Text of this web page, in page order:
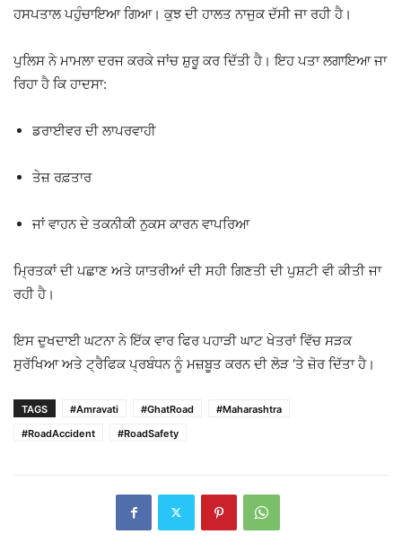
ਹਸਪਤਾਲ ਪਹੁੰਚਾਇਆ ਗਿਆ। ਕੁਝ ਦੀ ਹਾਲਤ ਨਾਜੁਕ ਦੱਸੀ ਜਾ ਰਹੀ ਹੈ।
ਪੁਲਿਸ ਨੇ ਮਾਮਲਾ ਦਰਜ ਕਰਕੇ ਜਾਂਚ ਸ਼ੁਰੂ ਕਰ ਦਿੱਤੀ ਹੈ। ਇਹ ਪਤਾ ਲਗਾਇਆ ਜਾ
ਰਿਹਾ ਹੈ ਕਿ ਹਾਦਸਾ:
ਡਰਾਈਵਰ ਦੀ ਲਾਪਰਵਾਹੀ
ਤੇਜ਼ ਰਫ਼ਤਾਰ
ਜਾਂ ਵਾਹਨ ਦੇ ਤਕਨੀਕੀ ਨੁਕਸ ਕਾਰਨ ਵਾਪਰਿਆ
ਮ੍ਰਿਤਕਾਂ ਦੀ ਪਛਾਣ ਅਤੇ ਯਾਤਰੀਆਂ ਦੀ ਸਹੀ ਗਿਣਤੀ ਦੀ ਪੁਸ਼ਟੀ ਵੀ ਕੀਤੀ ਜਾ
ਰਹੀ ਹੈ।
ਇਸ ਦੁਖਦਾਈ ਘਟਨਾ ਨੇ ਇੱਕ ਵਾਰ ਫਿਰ ਪਹਾੜੀ ਘਾਟ ਖੇਤਰਾਂ ਵਿੱਚ ਸੜਕ
ਸੁਰੱਖਿਆ ਅਤੇ ਟ੍ਰੈਫਿਕ ਪ੍ਰਬੰਧਨ ਨੂੰ ਮਜ਼ਬੂਤ ਕਰਨ ਦੀ ਲੋੜ ‘ਤੇ ਜ਼ੋਰ ਦਿੱਤਾ ਹੈ।
TAGS #Amravati #GhatRoad
#Maharashtra
#RoadAccident
#RoadSafety